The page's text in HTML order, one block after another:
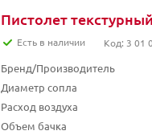
Пистолет
Есть в наличии Код: 3 01
Бренд/Производитель
Диаметр сопла
Расход воздуха
Объем бачка